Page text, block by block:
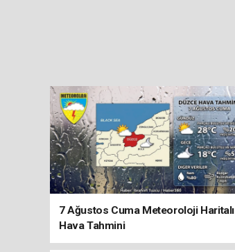
7 Ağustos Cuma Meteoroloji Haritalı
Hava Tahmini